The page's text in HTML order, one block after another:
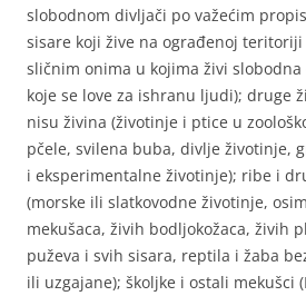
slobodnom divljači po važećim
sisare koji žive na ograđenoj
sličnim onima u kojima živi
koje se love za ishranu ljudi); druge
nisu živina (životinje i ptice u
pčele, svilena buba, divlje životinje,
i eksperimentalne životinje); ribe i
(morske ili slatkovodne životinje,
mekušaca, živih bodljokožaca, živih
puževa i svih sisara, reptila i žaba
ili uzgajane); školjke i ostali mekušci